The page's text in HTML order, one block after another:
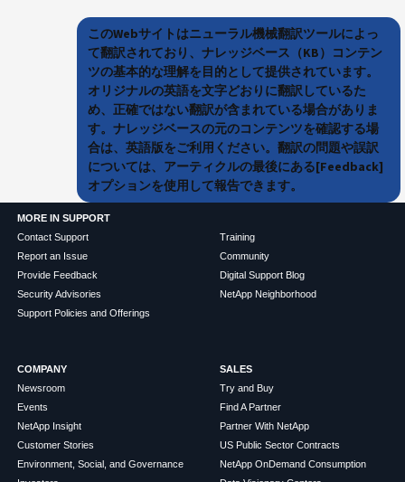
このWebサイトはニューラル機械翻訳ツールによっ
て翻訳されており、ナレッジベース（KB）コンテン
ツの基本的な理解を目的として提供されています。
オリジナルの英語を文字どおりに翻訳しているた
め、正確ではない翻訳が含まれている場合がありま
す。ナレッジベースの元のコンテンツを確認する場
合は、英語版をご利用ください。翻訳の問題や誤訳
については、アーティクルの最後にある[Feedback]
オプションを使用して報告できます。
MORE IN SUPPORT
Contact Support
Report an Issue
Provide Feedback
Security Advisories
Support Policies and Offerings
Training
Community
Digital Support Blog
NetApp Neighborhood
COMPANY
Newsroom
Events
NetApp Insight
Customer Stories
Environment, Social, and Governance
SALES
Try and Buy
Find A Partner
Partner With NetApp
US Public Sector Contracts
NetApp OnDemand Consumption